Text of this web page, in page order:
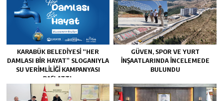
KARABÜK BELEDİYESİ “HER
DAMLASI BİR HAYAT” SLOGANIYLA
SU VERİMLİLİĞİ KAMPANYASI
BAŞLATTI.
GÜVEN, SPOR VE YURT
İNŞAATLARINDA İNCELEMEDE
BULUNDU